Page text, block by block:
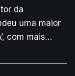
da
uma maior
com mais
retirar